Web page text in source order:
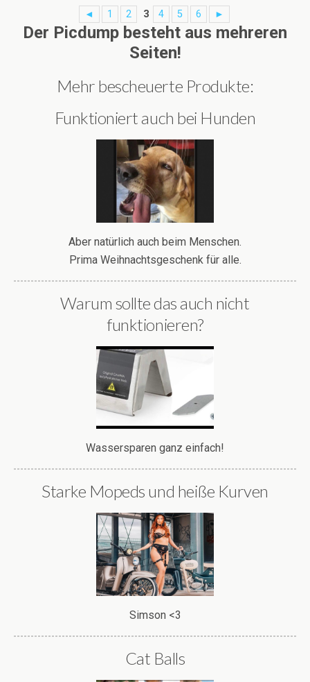
◄ 1 2 3 4 5 6 ►
Der Picdump besteht aus mehreren
Seiten!
Mehr bescheuerte Produkte:
Funktioniert auch bei Hunden
Aber natürlich auch beim Menschen.
Prima Weihnachtsgeschenk für alle.
Warum sollte das auch nicht
funktionieren?
Wassersparen ganz einfach!
Starke Mopeds und heiße Kurven
Simson <3
Cat Balls